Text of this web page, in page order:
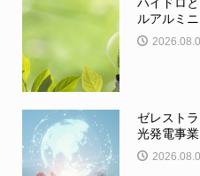
ルアルミニ
ゼレスト
光発電事業